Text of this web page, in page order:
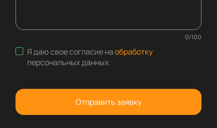
0/100
Я даю свое согласие наобработку
персональных данных.
Отправить заявку